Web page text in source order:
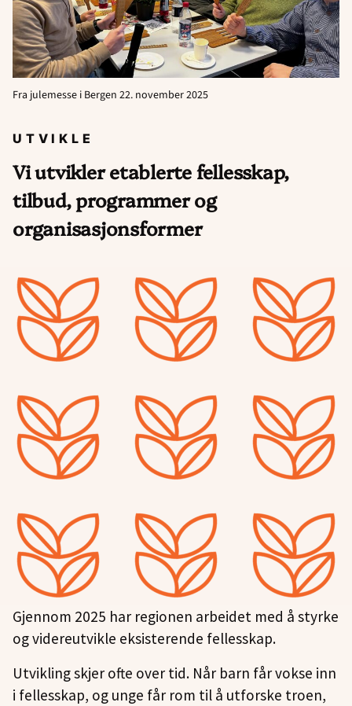
Fra julemesse i Bergen 22. november 2025
UTVIKLE
Vi utvikler etablerte fellesskap,
tilbud, programmer og
organisasjonsformer
Gjennom 2025 har regionen arbeidet med å styrke
og videreutvikle eksisterende fellesskap.
Utvikling skjer ofte over tid. Når barn får vokse inn
i fellesskap, og unge får rom til å utforske troen,